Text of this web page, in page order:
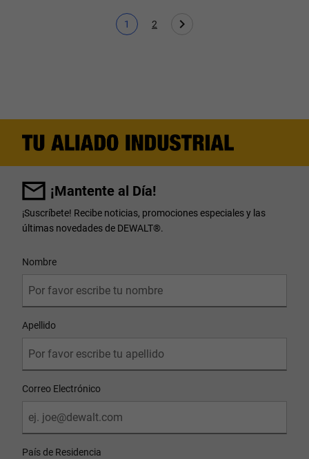
Página actual
1
Page
2
¡Mantente al Día!
¡Suscríbete! Recibe noticias, promociones especiales y las
últimas novedades de DEWALT®.
Nombre
Apellido
Correo Electrónico
País de Residencia